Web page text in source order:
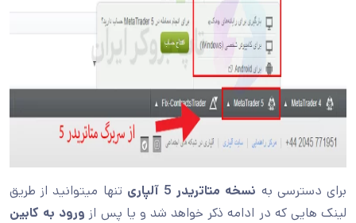
برای دسترسی به نسخه متاتریدر 5 آلپاری
تنها میتوانید از طریق
لینک هایی که در ادامه ذکر خواهد شد و یا پس از ورود به کابین